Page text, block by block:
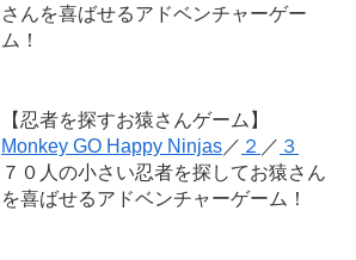
さんを喜ばせるアドベンチャーゲー
ム！
【忍者を探すお猿さんゲーム】
Monkey GO Happy Ninjas ／ ２ ／ ３
７０人の小さい忍者を探してお猿さん
を喜ばせるアドベンチャーゲーム！